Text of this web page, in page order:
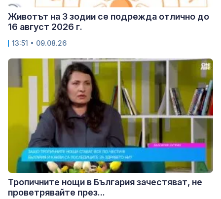
Животът на 3 зодии се подрежда отлично до
16 август 2026 г.
13:51 • 09.08.26
Тропичните нощи в България зачестяват, не
проветрявайте през...